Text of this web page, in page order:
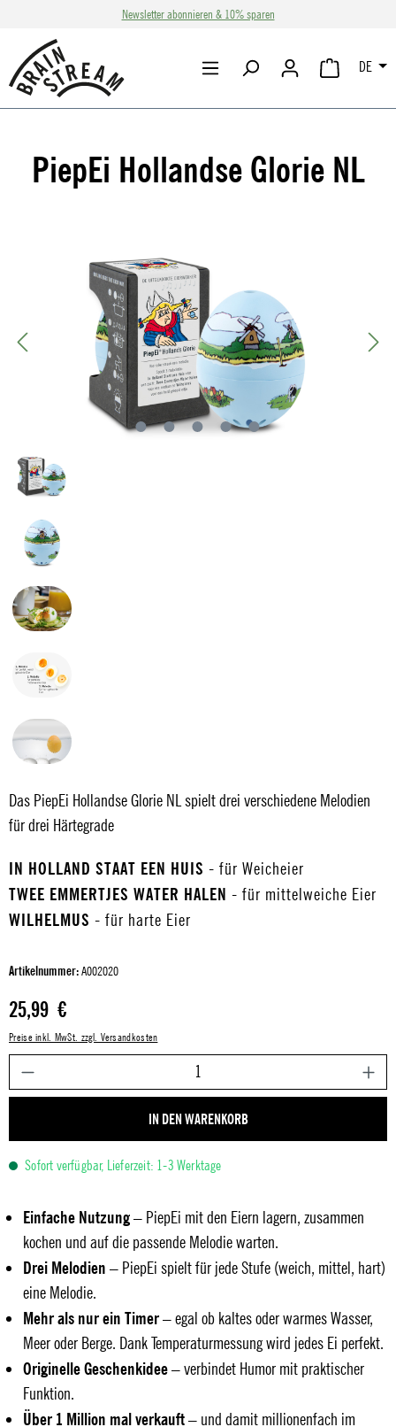
Zum Hauptinhalt springenNewsletter abonnieren & 10% sparen
DE
PiepEi Hollandse Glorie NL
Bildergalerie überspringen
Das PiepEi Hollandse Glorie NL spielt drei verschiedene Melodien
für drei Härtegrade
IN HOLLAND STAAT EEN HUIS - für Weicheier
TWEE EMMERTJES WATER HALEN - für mittelweiche Eier
WILHELMUS - für harte Eier
Artikelnummer:A002020
Regulärer Preis:
25,99 €
Preise inkl. MwSt. zzgl. Versandkosten
IN DEN WARENKORB
Sofort verfügbar, Lieferzeit: 1-3 Werktage
Einfache Nutzung– PiepEi mit den Eiern lagern, zusammen
kochen und auf die passende Melodie warten.
Drei Melodien – PiepEi spielt für jede Stufe (weich, mittel, hart)
eine Melodie.
Mehr als nur ein Timer– egal ob kaltes oder warmes Wasser,
Meer oder Berge. Dank Temperaturmessung wird jedes Ei perfekt.
Originelle Geschenkidee– verbindet Humor mit praktischer
Funktion.
Über 1 Million mal verkauft– und damit millionenfach im